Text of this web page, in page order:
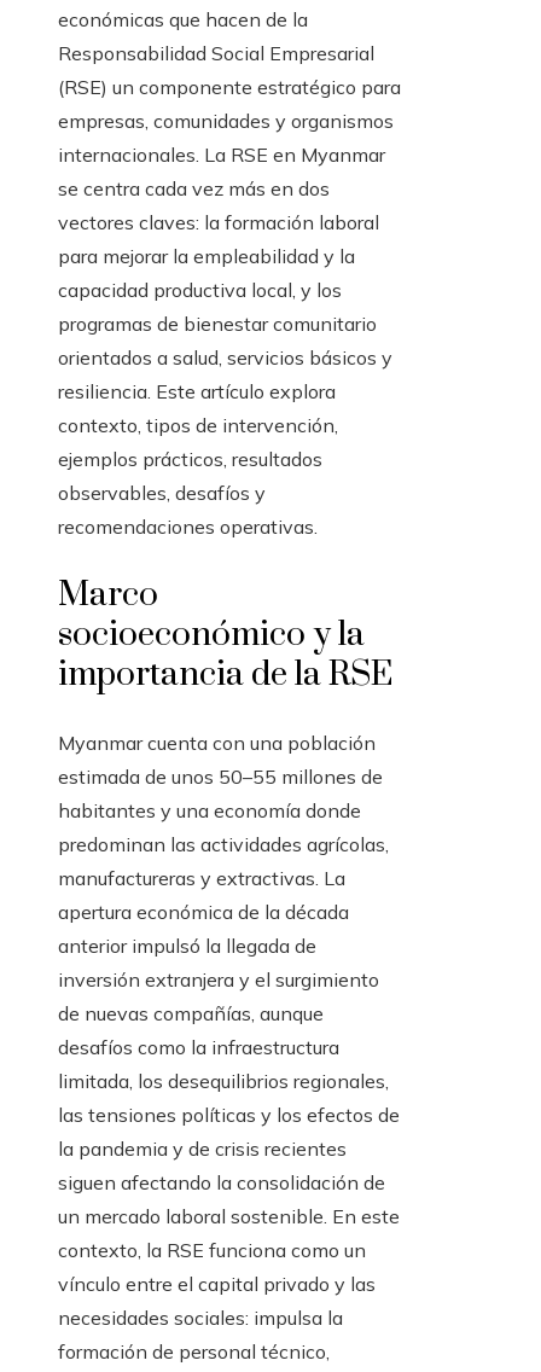
económicas que hacen de la
Responsabilidad Social Empresarial
(RSE) un componente estratégico para
empresas, comunidades y organismos
internacionales. La RSE en Myanmar
se centra cada vez más en dos
vectores claves: la formación laboral
para mejorar la empleabilidad y la
capacidad productiva local, y los
programas de bienestar comunitario
orientados a salud, servicios básicos y
resiliencia. Este artículo explora
contexto, tipos de intervención,
ejemplos prácticos, resultados
observables, desafíos y
recomendaciones operativas.
Marco
socioeconómico y la
importancia de la RSE
Myanmar cuenta con una población
estimada de unos 50–55 millones de
habitantes y una economía donde
predominan las actividades agrícolas,
manufactureras y extractivas. La
apertura económica de la década
anterior impulsó la llegada de
inversión extranjera y el surgimiento
de nuevas compañías, aunque
desafíos como la infraestructura
limitada, los desequilibrios regionales,
las tensiones políticas y los efectos de
la pandemia y de crisis recientes
siguen afectando la consolidación de
un mercado laboral sostenible. En este
contexto, la RSE funciona como un
vínculo entre el capital privado y las
necesidades sociales: impulsa la
formación de personal técnico,